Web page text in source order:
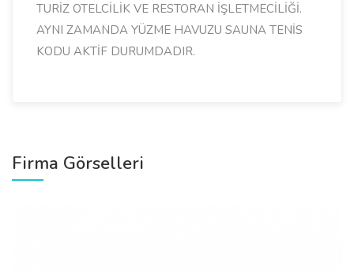
TURİZ OTELCİLİK VE RESTORAN İŞLETMECİLİĞİ.
AYNI ZAMANDA YÜZME HAVUZU SAUNA TENİS
KODU AKTİF DURUMDADIR.
Firma Görselleri